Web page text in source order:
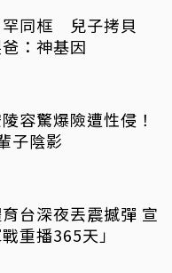
罕同框 兒子拷貝
：神基因
容驚爆險遭性侵！
子陰影
台深夜丟震撼彈 宣
重播365天」